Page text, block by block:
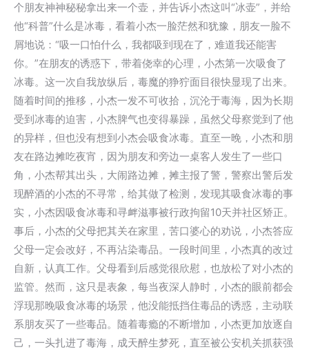
个朋友神神秘秘拿出来一个壶，并告诉小杰这叫“冰壶”，并给
他“科普”什么是冰毒，看着小杰一脸茫然和犹豫，朋友一脸不
屑地说：“吸一口怕什么，我都吸到现在了，难道我还能害
你。”在朋友的诱惑下，带着侥幸的心理，小杰第一次吸食了
冰毒。这一次自我放纵后，毒魔的狰狞面目很快显现了出来。
随着时间的推移，小杰一发不可收拾，沉沦于毒海，因为长期
受到冰毒的迫害，小杰脾气也变得暴躁，虽然父母察觉到了他
的异样，但也没有想到小杰会吸食冰毒。直至一晚，小杰和朋
友在路边摊吃夜宵，因为朋友和旁边一桌客人发生了一些口
角，小杰帮其出头，大闹路边摊，摊主报了警，警察出警后发
现醉酒的小杰的不寻常，给其做了检测，发现其吸食冰毒的事
实，小杰因吸食冰毒和寻衅滋事被行政拘留10天并社区矫正。
事后，小杰的父母把其关在家里，苦口婆心的劝说，小杰答应
父母一定会改好，不再沾染毒品。一段时间里，小杰真的改过
自新，认真工作。父母看到后感觉很欣慰，也放松了对小杰的
监管。然而，这只是表象，每当夜深人静时，小杰的眼前都会
浮现那晚吸食冰毒的场景，他没能抵挡住毒品的诱惑，主动联
系朋友买了一些毒品。随着毒瘾的不断增加，小杰更加放逐自
己，一头扎进了毒海，成天醉生梦死，直至被公安机关抓获强